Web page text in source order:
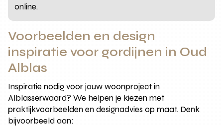
online.
Voorbeelden en design
inspiratie voor gordijnen in Oud
Alblas
Inspiratie nodig voor jouw woonproject in
Alblasserwaard? We helpen je kiezen met
praktijkvoorbeelden en designadvies op maat. Denk
bijvoorbeeld aan: